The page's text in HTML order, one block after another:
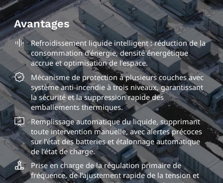
Avantages
Refroidissement liquide intelligent : réduction de la
consommation d’énergie, densité énergétique
accrue et optimisation de l’espace.
Mécanisme de protection à plusieurs couches avec
système anti-incendie à trois niveaux, garantissant
la sécurité et la suppression rapide des
emballements thermiques.
Remplissage automatique du liquide, supprimant
toute intervention manuelle, avec alertes précoces
sur l’état des batteries et étalonnage automatique
de l’état de charge.
Prise en charge de la régulation primaire de
fréquence, de l’ajustement rapide de la tension et